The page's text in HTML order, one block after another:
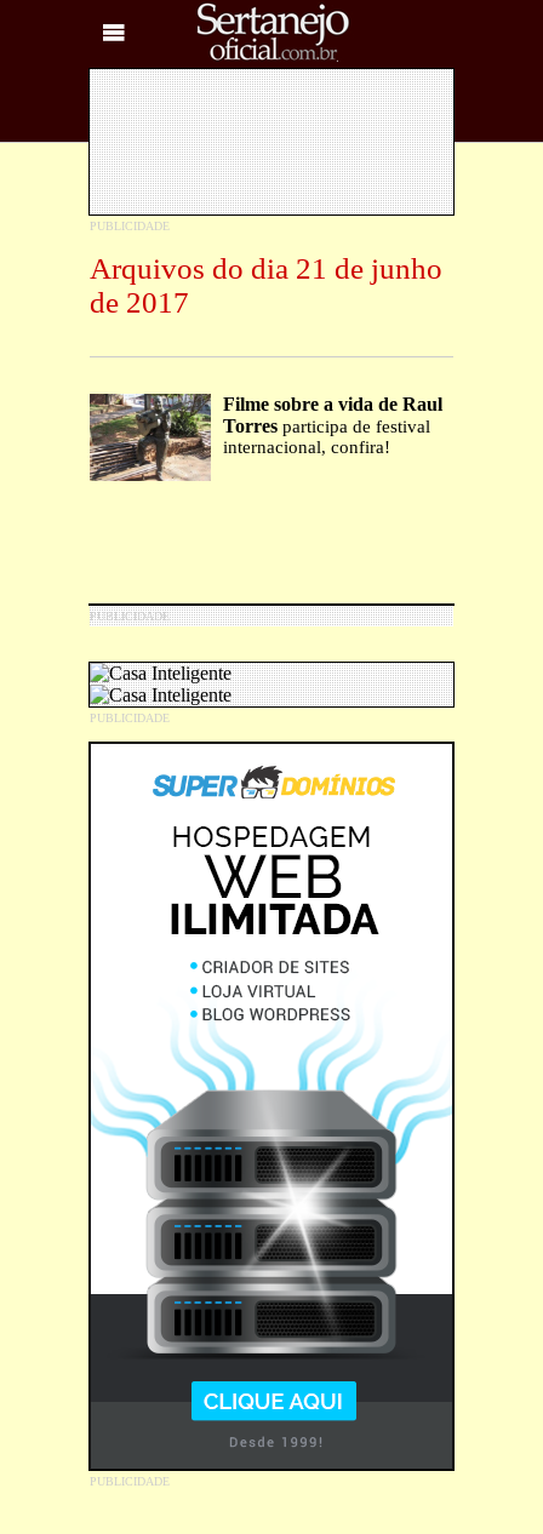
Arquivos do dia 21 de junho
de 2017
Filme sobre a vida de Raul
Torres participa de festival
internacional, confira!